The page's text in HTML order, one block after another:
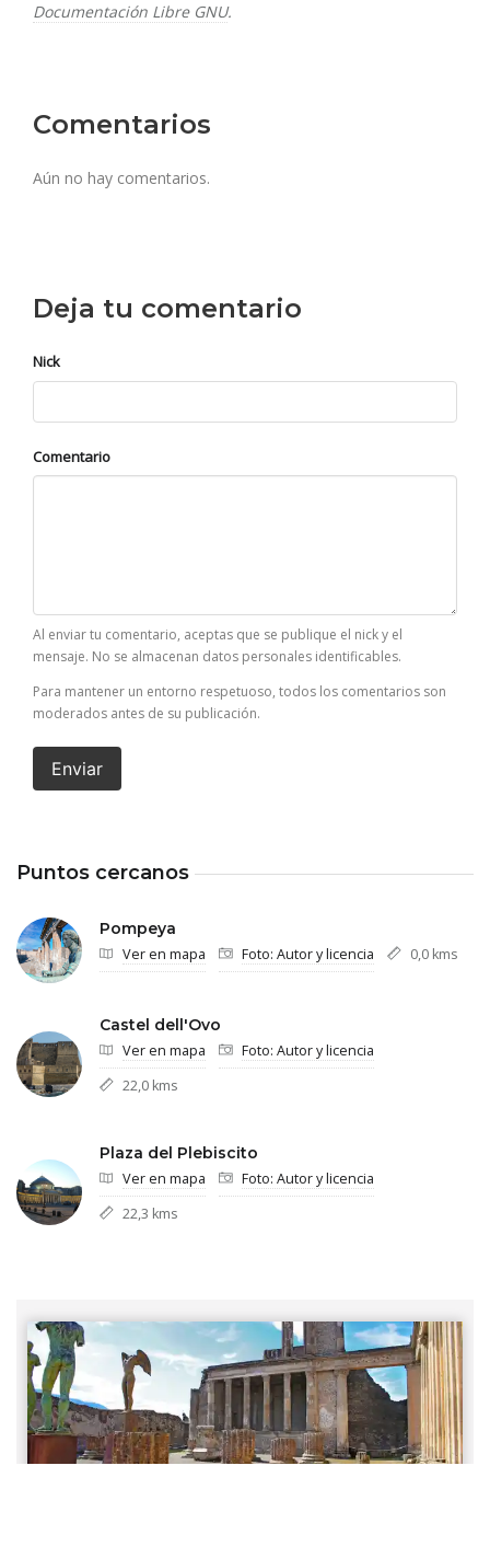
Documentación Libre GNU.
Comentarios
Aún no hay comentarios.
Deja tu comentario
Nick
Comentario
Al enviar tu comentario, aceptas que se publique el nick y el
mensaje. No se almacenan datos personales identificables.
Para mantener un entorno respetuoso, todos los comentarios son
moderados antes de su publicación.
Enviar
Puntos cercanos
Pompeya
Ver en mapa Foto: Autor y licencia 0,0 kms
Castel dell'Ovo
Ver en mapa
Foto: Autor y licencia
22,0 kms
Plaza del Plebiscito
Ver en mapa
Foto: Autor y licencia
22,3 kms